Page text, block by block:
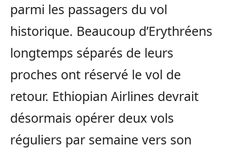
parmi les passagers du vol
historique. Beaucoup d’Erythréens
longtemps séparés de leurs
proches ont réservé le vol de
retour. Ethiopian Airlines devrait
désormais opérer deux vols
réguliers par semaine vers son